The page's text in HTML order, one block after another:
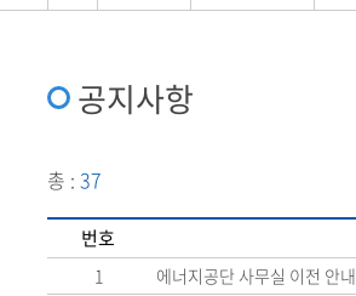
공지사항
총 : 37
번호
1
에너지공단 사무실 이전 안내